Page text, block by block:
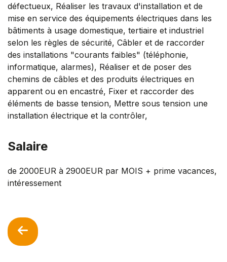
défectueux, Réaliser les travaux d'installation et de
mise en service des équipements électriques dans les
bâtiments à usage domestique, tertiaire et industriel
selon les règles de sécurité, Câbler et de raccorder
des installations "courants faibles" (téléphonie,
informatique, alarmes), Réaliser et de poser des
chemins de câbles et des produits électriques en
apparent ou en encastré, Fixer et raccorder des
éléments de basse tension, Mettre sous tension une
installation électrique et la contrôler,
Salaire
de 2000EUR à 2900EUR par MOIS + prime vacances,
intéressement